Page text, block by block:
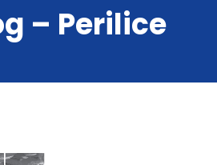
– Perilice